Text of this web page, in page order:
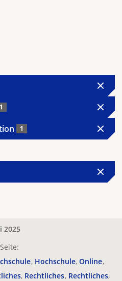
1
1
2025
Hochschule Online
Rechtliches Rechtliches